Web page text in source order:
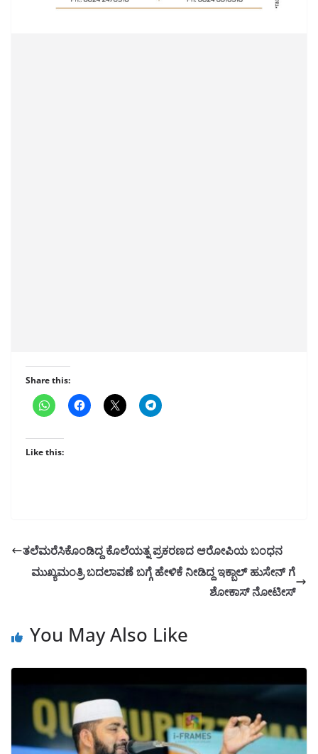
Share this:
Like this:
ತಲೆಮರೆಸಿಕೊಂಡಿದ್ದ ಕೊಲೆಯತ್ನ ಪ್ರಕರಣದ ಆರೋಪಿಯ ಬಂಧನ
ಮುಖ್ಯಮಂತ್ರಿ ಬದಲಾವಣೆ ಬಗ್ಗೆ ಹೇಳಿಕೆ ನೀಡಿದ್ದ ಇಕ್ಬಾಲ್ ಹುಸೇನ್ ಗೆ
ಶೋಕಾಸ್ ನೋಟೀಸ್
You May Also Like